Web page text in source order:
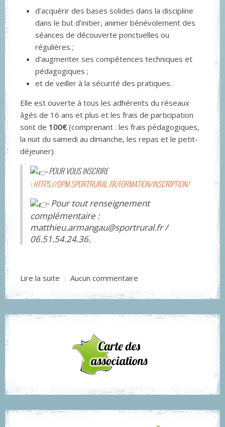
d’acquérir des bases solides dans la discipline
dans le but d’initier, animer bénévolement des
séances de découverte ponctuelles ou
régulières ;
d’augmenter ses compétences techniques et
pédagogiques ;
et de veiller à la sécurité des pratiques.
Elle est ouverte à tous les adhérents du réseaux
âgés de 16 ans et plus et les frais de participation
sont de 100€(comprenant : les frais pédagogiques,
la nuit du samedi au dimanche, les repas et le petit-
déjeuner).
POUR VOUS INSCRIRE
:HTTPS://OPM.SPORTRURAL.FR/FORMATION/INSCRIPTION/
Pour tout renseignement
complémentaire :
matthieu.armangau@sportrural.fr /
06.51.54.24.36.
Lire la suite Aucun commentaire